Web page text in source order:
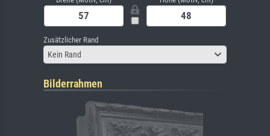
Zusätzlicher Rand
Kein Rand
Bilderrahmen